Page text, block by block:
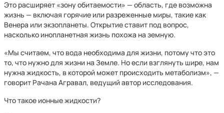
Это расширяет «зону обитаемости» — область, где возможна
жизнь — включая горячие или разреженные миры, такие как
Венера или экзопланеты. Открытие ставит под вопрос,
насколько инопланетная жизнь похожа на земную.
«Мы считаем, что вода необходима для жизни, потому что это
то, что нужно для жизни на Земле. Но если взглянуть шире, нам
нужна жидкость, в которой может происходить метаболизм», —
говорит Рачана Агравал, ведущий автор исследования.
Что такое ионные жидкости?